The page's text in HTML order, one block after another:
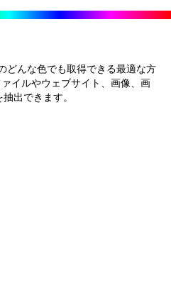
んな色でも取得できる最適な方
イルやウェブサイト、画像、画
出できます。